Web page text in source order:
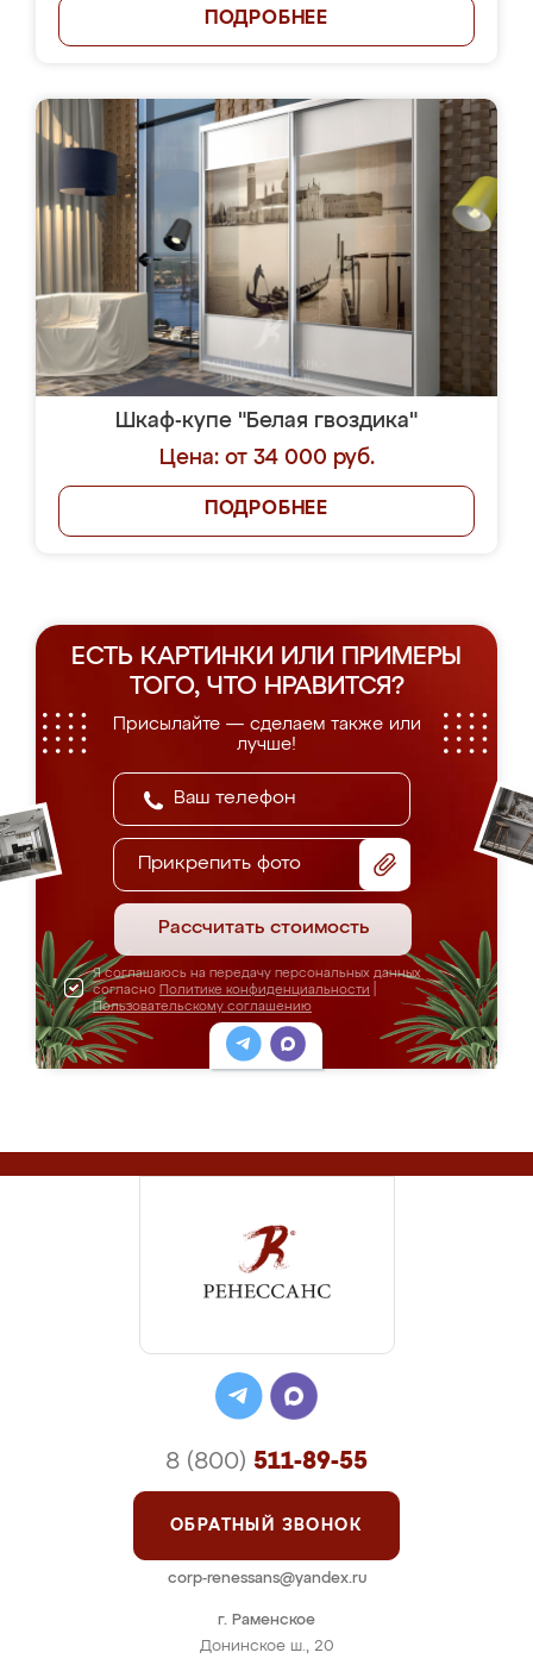
ПОДРОБНЕЕ
Шкаф-купе "Белая гвоздика"
Цена: от 34 000 руб.
ПОДРОБНЕЕ
ЕСТЬ КАРТИНКИ ИЛИ ПРИМЕРЫ
ТОГО, ЧТО НРАВИТСЯ?
Присылайте — сделаем также или
лучше!
Прикрепить фото
Рассчитать стоимость
Я соглашаюсь на передачу персональных данных
согласно Политике конфиденциальности
Пользовательскому соглашению
г. Раменское
Донинское ш., 20
8 (800) 511-89-55
ОБРАТНЫЙ ЗВОНОК
corp-renessans@yandex.ru